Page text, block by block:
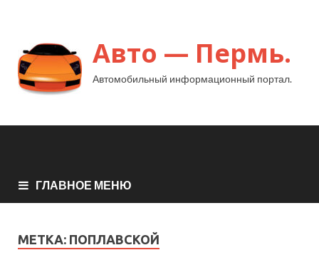
Авто — Пермь.
Автомобильный информационный портал.
ГЛАВНОЕ МЕНЮ
МЕТКА: ПОПЛАВСКОЙ